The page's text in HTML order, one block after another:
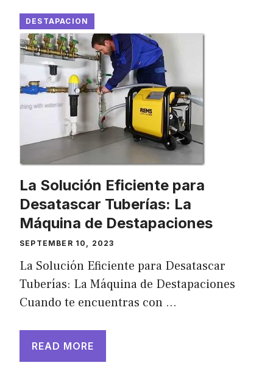
DESTAPACION
La Solución Eficiente para
Desatascar Tuberías: La
Máquina de Destapaciones
SEPTEMBER 10, 2023
La Solución Eficiente para Desatascar
Tuberías: La Máquina de Destapaciones
Cuando te encuentras con …
READ MORE